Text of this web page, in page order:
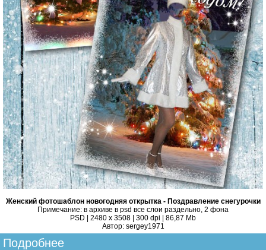
Женский фотошаблон новогодняя открытка - Поздравление снегурочки
Примечание: в архиве в psd все слои раздельно, 2 фона
PSD | 2480 x 3508 | 300 dpi | 86,87 Mb
Автор: sergey1971
Подробнее